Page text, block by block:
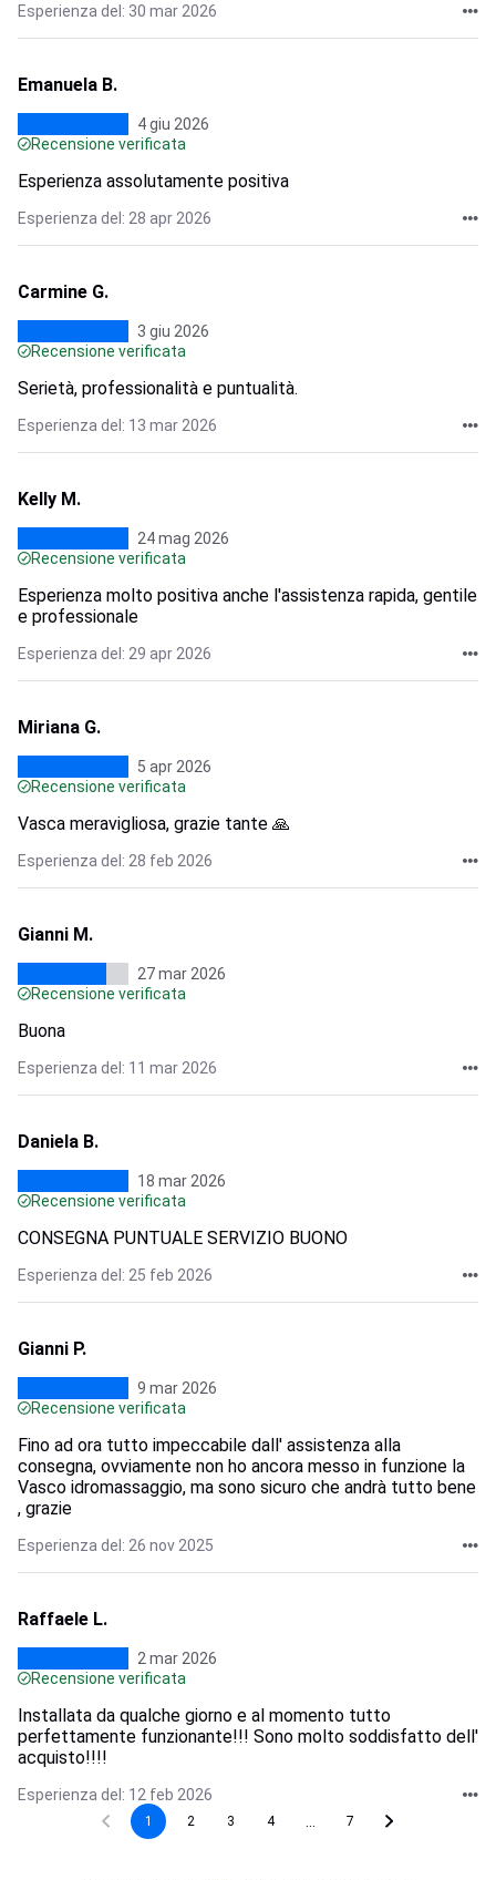
Esperienza del: 30 mar 2026
Emanuela B.
4 giu 2026
Recensione verificata
Esperienza assolutamente positiva
Esperienza del: 28 apr 2026
Carmine G.
3 giu 2026
Recensione verificata
Serietà, professionalità e puntualità.
Esperienza del: 13 mar 2026
Kelly M.
24 mag 2026
Recensione verificata
Esperienza molto positiva anche l'assistenza rapida, gentile
e professionale
Esperienza del: 29 apr 2026
Miriana G.
5 apr 2026
Recensione verificata
Vasca meravigliosa, grazie tante 🙏
Esperienza del: 28 feb 2026
Gianni M.
27 mar 2026
Recensione verificata
Buona
Esperienza del: 11 mar 2026
Daniela B.
18 mar 2026
Recensione verificata
CONSEGNA PUNTUALE SERVIZIO BUONO
Esperienza del: 25 feb 2026
Gianni P.
9 mar 2026
Recensione verificata
Fino ad ora tutto impeccabile dall' assistenza alla
consegna, ovviamente non ho ancora messo in funzione la
Vasco idromassaggio, ma sono sicuro che andrà tutto bene
, grazie
Esperienza del: 26 nov 2025
Raffaele L.
2 mar 2026
Recensione verificata
Installata da qualche giorno e al momento tutto
perfettamente funzionante!!! Sono molto soddisfatto dell'
acquisto!!!!
Esperienza del: 12 feb 2026
1 2 3 4 7